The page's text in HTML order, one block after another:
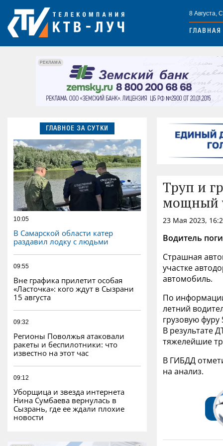
8 Августа,
ГЛАВНАЯ
РЕКЛАМА
ГЛАВНОЕ ЗА СУТКИ
10:05
В Самарской области катер
раздавил лодку с людьми
09:55
Вне графика прилетит особая
«Ласточка»: кого ждут в Сызрани
15 августа
09:32
Регионы Поволжья атаковали
ракеты и беспилотники: что
известно на этот час
09:12
Уборщица и звезда интернета
Нина Сумбаева вернулась в
Сызрань, где ее ждали плохие
новости
Труп и
мощный
23 Мая 2023,
Водитель
Страшная
участке
автомобиль.
По
летний
грузовую
В результате
тяжелейшие
В ГИБДД
на анализ.